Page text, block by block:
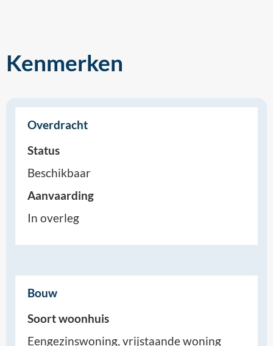
Kenmerken
Overdracht
Status
Beschikbaar
Aanvaarding
In overleg
Bouw
Soort woonhuis
Eengezinswoning, vrijstaande woning